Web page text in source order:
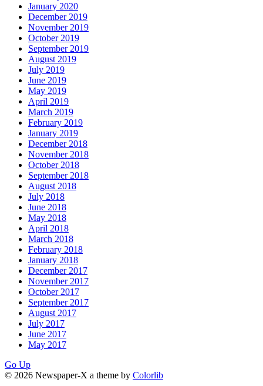
January 2020
December 2019
November 2019
October 2019
September 2019
August 2019
July 2019
June 2019
May 2019
April 2019
March 2019
February 2019
January 2019
December 2018
November 2018
October 2018
September 2018
August 2018
July 2018
June 2018
May 2018
April 2018
March 2018
February 2018
January 2018
December 2017
November 2017
October 2017
September 2017
August 2017
July 2017
June 2017
May 2017
Go Up
© 2026 Newspaper-X a theme by Colorlib